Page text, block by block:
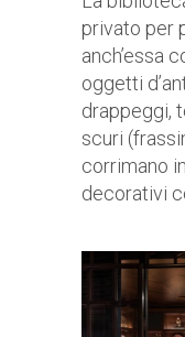
privato per
anch’essa
oggetti
drappeggi,
scuri
corrimano
decorativi